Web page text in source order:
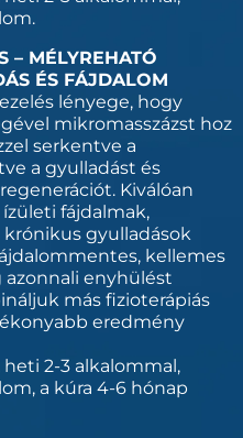
– MÉLYREHATÓ
ÉS FÁJDALOM
lényege, hogy
mikromasszázst hoz
serkentve a
a gyulladást és
Kiválóan
fájdalmak,
gyulladások
kellemes
enyhülést
más fizioterápiás
eredmény
heti 2-3 alkalommal,
a kúra 4-6 hónap